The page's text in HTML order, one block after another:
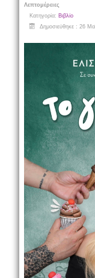
Λεπτομέρειες
Κατηγορία: Βιβλίο
Δημοσιεύθηκε : 26